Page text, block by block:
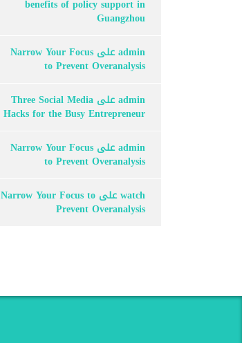
benefits of policy support in
Guangzhou
adminعلى Narrow Your Focus
to Prevent Overanalysis
adminعلى Three Social Media
Hacks for the Busy Entrepreneur
adminعلى Narrow Your Focus
to Prevent Overanalysis
watchعلى Narrow Your Focus to
Prevent Overanalysis